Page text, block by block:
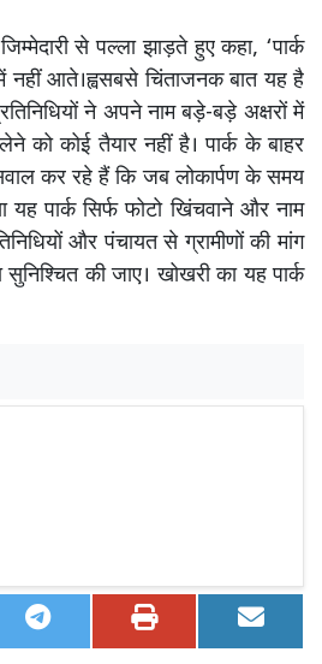
से पल्ला झाड़ते हुए कहा, ‘पार्क
नहीं आते।ह्वसबसे चिंताजनक बात यह है
ने अपने नाम बड़े-बड़े अक्षरों में
को कोई तैयार नहीं है। पार्क के बाहर
कर रहे हैं कि जब लोकार्पण के समय
यह पार्क सिर्फ फोटो खिंचवाने और नाम
और पंचायत से ग्रामीणों की मांग
की जाए। खोखरी का यह पार्क